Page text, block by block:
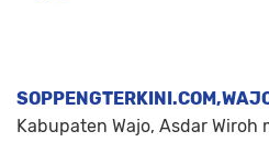
Kabupaten Wajo, Asdar Wiroh